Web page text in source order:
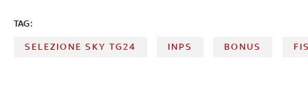
TAG:
SELEZIONE SKY TG24 INPS BONUS